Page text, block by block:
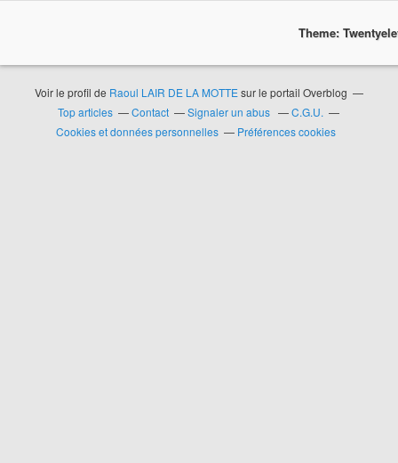
Theme:
Voir le profil de Raoul LAIR DE LA MOTTEsur le portail Overblog
Top articles
Contact Signaler un abus
C.G.U.
Cookies et données personnelles
Préférences cookies